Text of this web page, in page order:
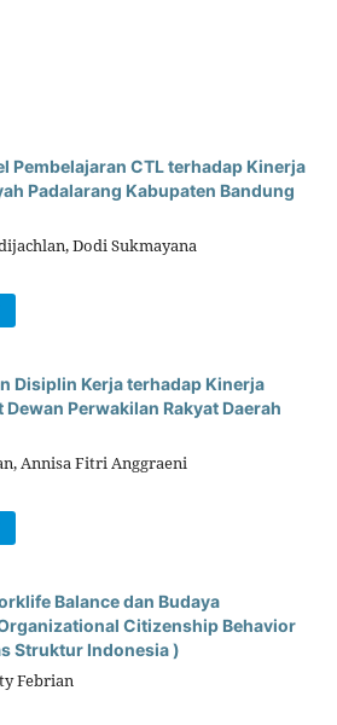
Pembelajaran CTL terhadap Kinerja
Padalarang Kabupaten Bandung
Dodi Sukmayana
Disiplin Kerja terhadap Kinerja
Perwakilan Rakyat Daerah
Annisa Fitri Anggraeni
Balance dan Budaya
Citizenship Behavior
Struktur Indonesia )
Febrian